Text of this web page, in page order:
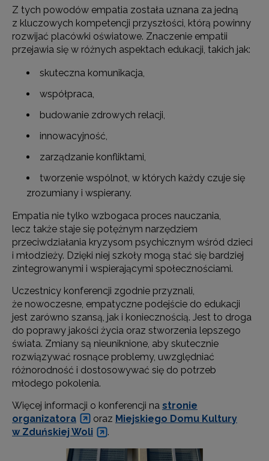
Z tych powodów empatia została uznana za jedną
z kluczowych kompetencji przyszłości, którą powinny
rozwijać placówki oświatowe. Znaczenie empatii
przejawia się w różnych aspektach edukacji, takich jak:
skuteczna komunikacja,
współpraca,
budowanie zdrowych relacji,
innowacyjność,
zarządzanie konfliktami,
tworzenie wspólnot, w których każdy czuje się
zrozumiany i wspierany.
Empatia nie tylko wzbogaca proces nauczania,
lecz także staje się potężnym narzędziem
przeciwdziałania kryzysom psychicznym wśród dzieci
i młodzieży. Dzięki niej szkoły mogą stać się bardziej
zintegrowanymi i wspierającymi społecznościami.
Uczestnicy konferencji zgodnie przyznali,
że nowoczesne, empatyczne podejście do edukacji
jest zarówno szansą, jak i koniecznością. Jest to droga
do poprawy jakości życia oraz stworzenia lepszego
świata. Zmiany są nieuniknione, aby skutecznie
rozwiązywać rosnące problemy, uwzględniać
różnorodność i dostosowywać się do potrzeb
młodego pokolenia.
Więcej informacji o konferencji na stronie
organizatora
oraz Miejskiego Domu Kultury
w Zduńskiej Woli
.